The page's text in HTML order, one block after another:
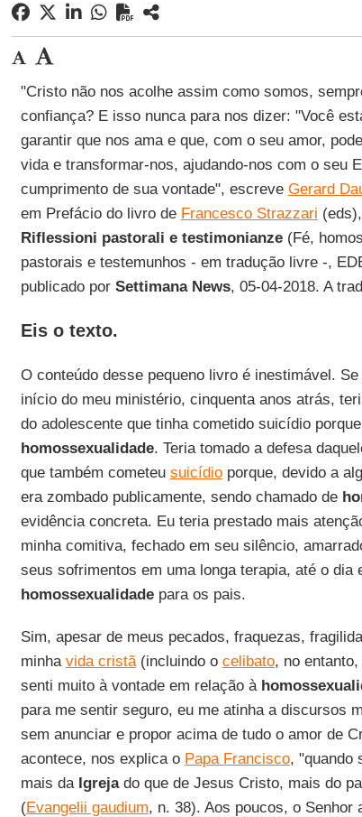
"Cristo não nos acolhe assim como somos,
confiança? E isso nunca para nos dizer: "Você
garantir que nos ama e que, com o seu amor,
vida e transformar-nos, ajudando-nos com o seu
cumprimento de sua vontade", escreve Gerard
em Prefácio do livro de Francesco Strazzari (eds),
Riflessioni pastorali e testimonianze(Fé,
pastorais e testemunhos - em tradução livre -,
publicado por Settimana News, 05-04-2018. A
Eis o texto.
O conteúdo desse pequeno livro é inestimável.
início do meu ministério, cinquenta anos atrás,
do adolescente que tinha cometido suicídio
homossexualidade. Teria tomado a defesa
que também cometeu suicídioporque, devido a
era zombado publicamente, sendo chamado de
evidência concreta. Eu teria prestado mais
minha comitiva, fechado em seu silêncio,
seus sofrimentos em uma longa terapia, até o dia
homossexualidadepara os pais.
Sim, apesar de meus pecados, fraquezas,
minha vida cristã(incluindo o celibato, no
senti muito à vontade em relação à
para me sentir seguro, eu me atinha a discursos
sem anunciar e propor acima de tudo o amor de
acontece, nos explica o Papa Francisco, "quando
mais da Igrejado que de Jesus Cristo, mais do
(Evangelii gaudium, n. 38). Aos poucos, o Senhor